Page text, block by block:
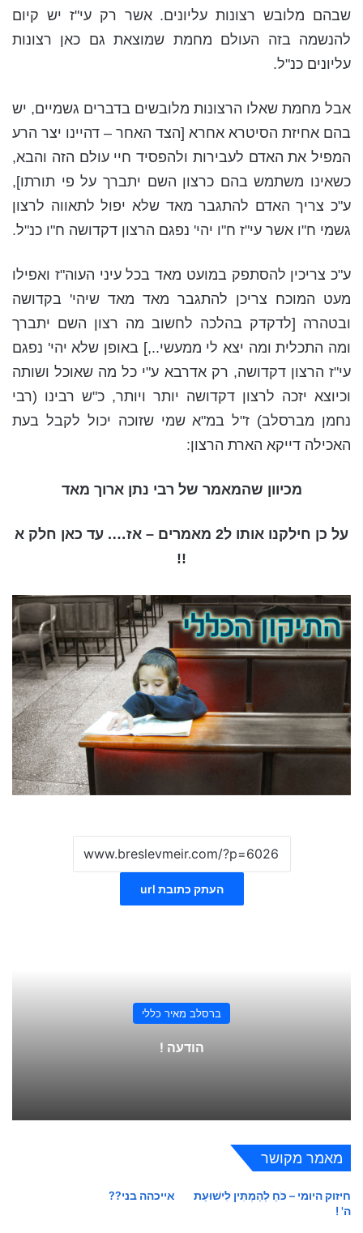
שבהם מלובש רצונות עליונים. אשר רק עי"ז יש קיום
להנשמה בזה העולם מחמת שמוצאת גם כאן רצונות
עליונים כנ"ל.
אבל מחמת שאלו הרצונות מלובשים בדברים גשמיים, יש
בהם אחיזת הסיטרא אחרא [הצד האחר – דהיינו יצר הרע
המפיל את האדם לעבירות ולהפסיד חיי עולם הזה והבא,
כשאינו משתמש בהם כרצון השם יתברך על פי תורתו],
ע"כ צריך האדם להתגבר מאד שלא יפול לתאווה לרצון
גשמי ח"ו אשר עי"ז ח"ו יהי' נפגם הרצון דקדושה ח"ו כנ"ל.
ע"כ צריכין להסתפק במועט מאד בכל עיני העוה"ז ואפילו
מעט המוכח צריכן להתגבר מאד מאד שיהי' בקדושה
ובטהרה [לדקדק בהלכה לחשוב מה רצון השם יתברך
ומה התכלית ומה יצא לי ממעשי..,] באופן שלא יהי' נפגם
עי"ז הרצון דקדושה, רק אדרבא ע"י כל מה שאוכל ושותה
וכיוצא יזכה לרצון דקדושה יותר ויותר, כ"ש רבינו (רבי
נחמן מברסלב) ז"ל במ"א שמי שזוכה יכול לקבל בעת
האכילה דייקא הארת הרצון:
מכיוון שהמאמר של רבי נתן ארוך מאד
על כן חילקנו אותו ל2 מאמרים – אז…. עד כאן חלק א
!!
העתק כתובת url
ברסלב מאיר כללי
הודעה !
מאמר מקושר
חיזוק היומי – כֹּחַ לְהַמְתִּין לִישׁוּעַת
ה' !
אייכהה בני??